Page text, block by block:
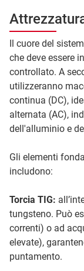
Il cuore del
che deve essere
controllato. A
utilizzeranno
continua (DC),
alternata (AC),
dell'alluminio e
Gli elementi
includono:
Torcia TIG:
tungsteno. Può
correnti) o ad
elevate),
puntamento.